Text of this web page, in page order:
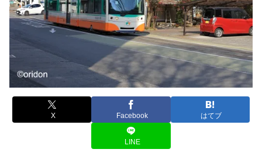
X Facebook はてブ
LINE